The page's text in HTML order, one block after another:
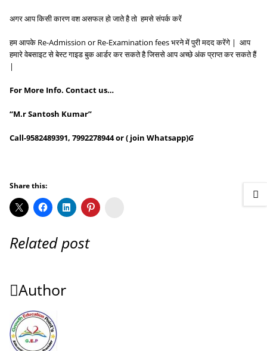
अगर आप किसी कारण वश असफल हो जाते है तो हमसे संपर्क करें
हम आपके Re-Admission or Re-Examination fees भरने में पुरी मदद करेंगे | आप
हमारे वेबसाइट से बेस्ट गाइड बुक आर्डर कर सकते है जिससे आप अच्छे अंक प्राप्त कर सकते हैं
|
For More Info. Contact us…
“M.r Santosh Kumar”
Call-9582489391, 7992278944 or ( join Whatsapp)G
Share this:
Related post
Author